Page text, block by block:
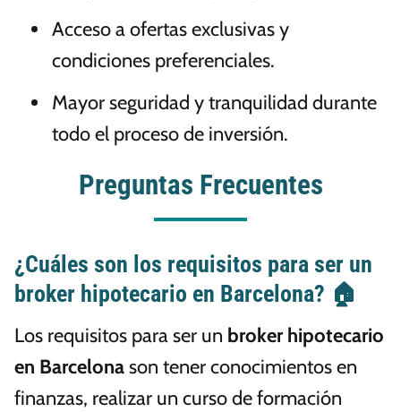
Acceso a ofertas exclusivas y
condiciones preferenciales.
Mayor seguridad y tranquilidad durante
todo el proceso de inversión.
Preguntas Frecuentes
¿Cuáles son los requisitos para ser un
broker hipotecario en Barcelona? 🏠
Los requisitos para ser un broker hipotecario
en Barcelonason tener conocimientos en
finanzas, realizar un curso de formación